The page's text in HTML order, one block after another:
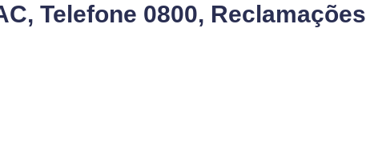
Telefone 0800, Reclamações